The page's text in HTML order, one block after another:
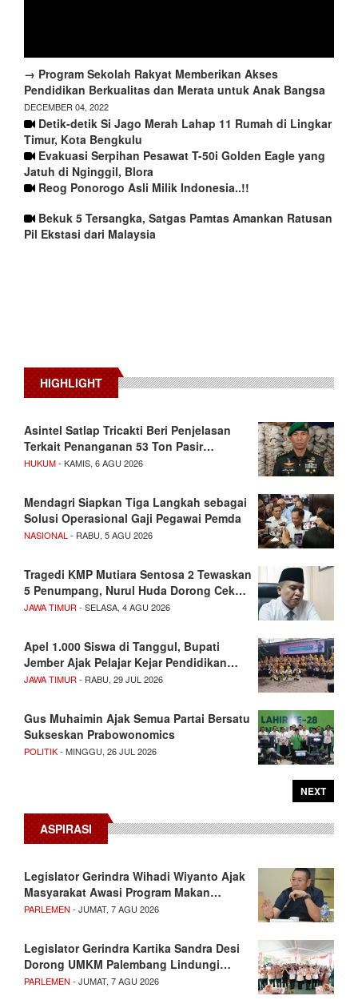
→ Program Sekolah Rakyat Memberikan Akses
Pendidikan Berkualitas dan Merata untuk Anak Bangsa
DECEMBER 04, 2022
Detik-detik Si Jago Merah Lahap 11 Rumah di Lingkar
Timur, Kota Bengkulu
Evakuasi Serpihan Pesawat T-50i Golden Eagle yang
Jatuh di Nginggil, Blora
Reog Ponorogo Asli Milik Indonesia..!!
Bekuk 5 Tersangka, Satgas Pamtas Amankan Ratusan
Pil Ekstasi dari Malaysia
HIGHLIGHT
Asintel Satlap Tricakti Beri Penjelasan
Terkait Penanganan 53 Ton Pasir…
HUKUM- KAMIS, 6 AGU 2026
Mendagri Siapkan Tiga Langkah sebagai
Solusi Operasional Gaji Pegawai Pemda
NASIONAL - RABU, 5 AGU 2026
Tragedi KMP Mutiara Sentosa 2 Tewaskan
5 Penumpang, Nurul Huda Dorong Cek…
JAWA TIMUR - SELASA, 4 AGU 2026
Apel 1.000 Siswa di Tanggul, Bupati
Jember Ajak Pelajar Kejar Pendidikan…
JAWA TIMUR - RABU, 29 JUL 2026
Gus Muhaimin Ajak Semua Partai Bersatu
Sukseskan Prabowonomics
POLITIK- MINGGU, 26 JUL 2026
NEXT
ASPIRASI
Legislator Gerindra Wihadi Wiyanto Ajak
Masyarakat Awasi Program Makan…
PARLEMEN - JUMAT, 7 AGU 2026
Legislator Gerindra Kartika Sandra Desi
Dorong UMKM Palembang Lindungi…
PARLEMEN - JUMAT, 7 AGU 2026